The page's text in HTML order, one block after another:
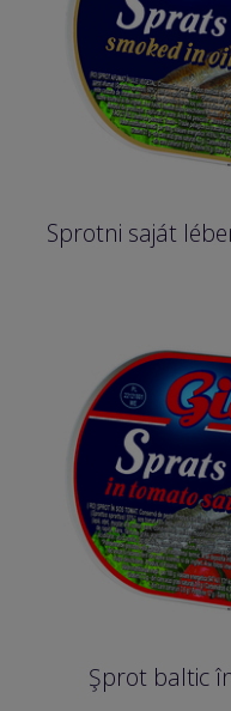
Sprotni saját
Şprot baltic